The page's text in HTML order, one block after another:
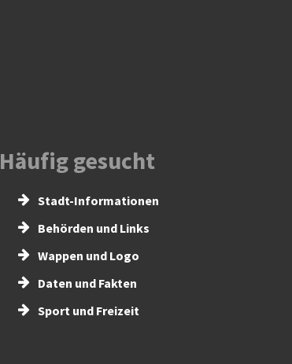
Häufig gesucht
Stadt-Informationen
Behörden und Links
Wappen und Logo
Daten und Fakten
Sport und Freizeit